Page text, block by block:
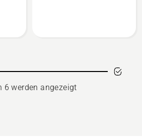
6 werden angezeigt